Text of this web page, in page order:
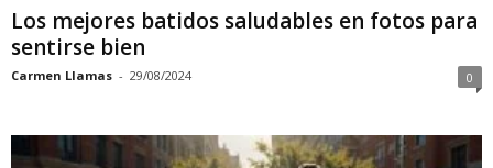
Los mejores batidos saludables en fotos para
sentirse bien
Carmen Llamas - 29/08/2024 0